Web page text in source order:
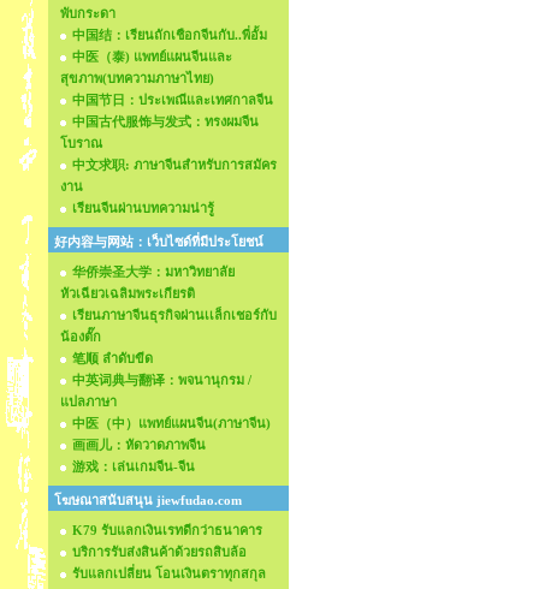
พับกระดา
中国结：เรียนถักเชือกจีนกับ..พี่อั้ม
中医（泰) แพทย์แผนจีนและ
สุขภาพ(บทความภาษาไทย)
中国节日：ประเพณีและเทศกาลจีน
中国古代服饰与发式：ทรงผมจีน
โบราณ
中文求职: ภาษาจีนสำหรับการสมัคร
งาน
เรียนจีนผ่านบทความน่ารู้
好内容与网站：เว็บไซด์ที่มีประโยชน์
华侨崇圣大学：มหาวิทยาลัย
หัวเฉียวเฉลิมพระเกียรติ
เรียนภาษาจีนธุรกิจผ่านเเล็กเชอร์กับ
น้องตั๊ก
笔顺 ลำดับขีด
中英词典与翻译：พจนานุกรม /
แปลภาษา
中医（中）แพทย์แผนจีน(ภาษาจีน)
画画儿：หัดวาดภาพจีน
游戏：เล่นเกมจีน-จีน
โฆษณาสนับสนุน jiewfudao.com
K79 รับแลกเงินเรทดีกว่าธนาคาร
บริการรับส่งสินค้าด้วยรถสิบล้อ
รับแลกเปลี่ยน โอนเงินตราทุกสกุล